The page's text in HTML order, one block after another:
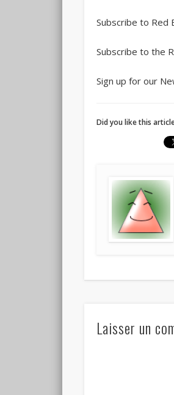
Subscribe to Red
Subscribe to the
Sign up for our
Did you like this
Laisser un